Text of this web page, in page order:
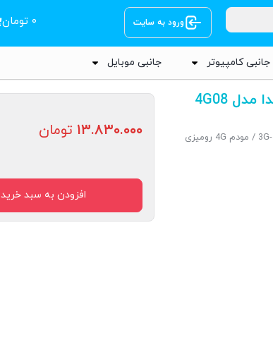
ورود به سایت ۰ تومان
جانبی کامپیوتر جانبی موبایل
/ مودم 4G رومیزی
۱۳.۸۳۰.۰۰۰ تومان
افزودن به سبد خرید